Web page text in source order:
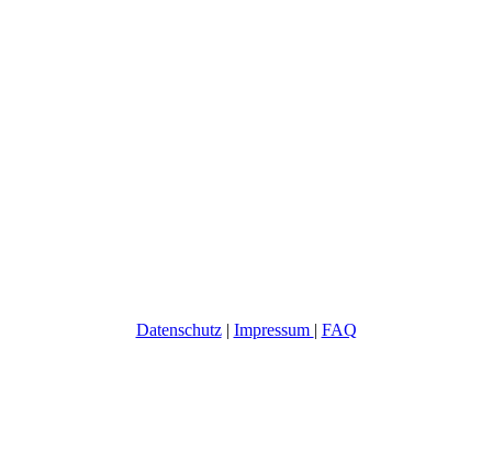
Datenschutz| Impressum | FAQ